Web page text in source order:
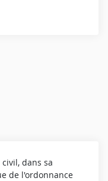
dans sa
de l'ordonnance